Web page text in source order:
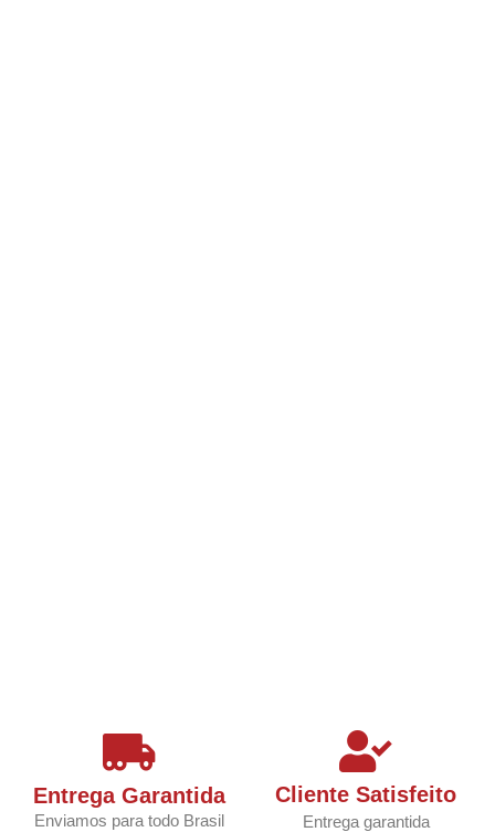
Entrega Garantida
Enviamos para todo Brasil
Cliente Satisfeito
Entrega garantida